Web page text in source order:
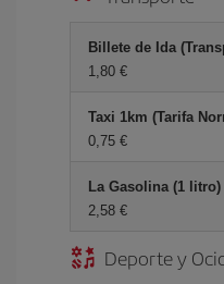
Billete de Ida
1,80 €
Taxi 1km (Tarifa
0,75 €
La Gasolina (1 litro)
2,58 €
Deporte y